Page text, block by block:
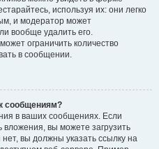
используя их: они легко
и модератор может
вообще удалить его.
ограничить количество
в сообщении.
сообщениям?
в ваших сообщениях. Если
вы можете загрузить
вы должны указать ссылку на